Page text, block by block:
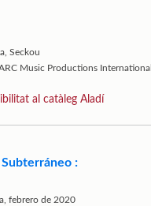
Seckou
Music Productions International
al catàleg Aladí
Subterráneo :
febrero de 2020